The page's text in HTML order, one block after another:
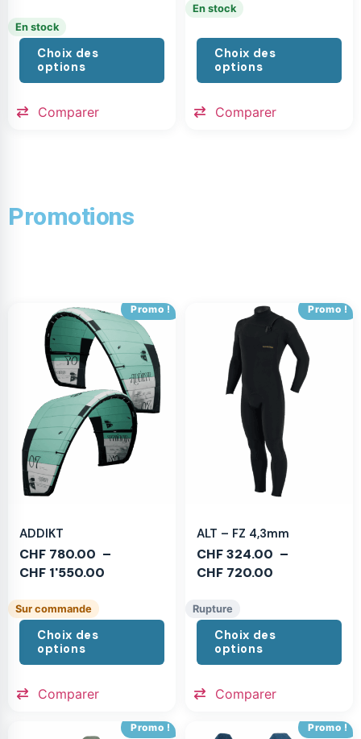
En stock
Choix des
options
Comparer
En stock
Choix des
options
Comparer
Promotions
Promo !
ADDIKT
CHF 780.00 –
CHF 1'550.00
Sur commande
Choix des
options
Comparer
Promo !
ALT – FZ 4,3mm
CHF324.00 –
CHF 720.00
Rupture
Choix des
options
Comparer
Promo ! Promo !